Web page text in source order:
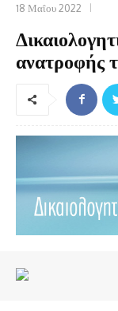
18 Μαΐου 2022
ανατροφής